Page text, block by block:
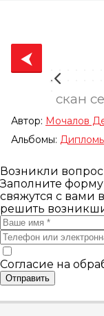
скан
Автор: Мочалов
Альбомы:
Возникли
Заполните
свяжутся с вами
решить
Согласие на
Отправить